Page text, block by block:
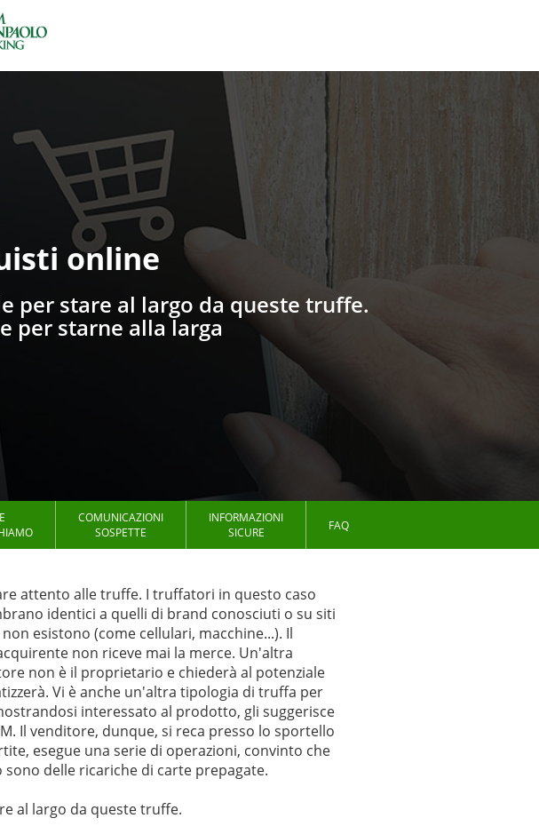
online
per stare al largo da queste truffe.
per starne alla larga
COMUNICAZIONI
SOSPETTE
INFORMAZIONI
SICURE
FAQ
attento alle truffe. I truffatori in questo caso
identici a quelli di brand conosciuti o su siti
esistono (come cellulari, macchine...). Il
non riceve mai la merce. Un'altra
non è il proprietario e chiederà al potenziale
Vi è anche un'altra tipologia di truffa per
interessato al prodotto, gli suggerisce
Il venditore, dunque, si reca presso lo sportello
esegue una serie di operazioni, convinto che
delle ricariche di carte prepagate.
al largo da queste truffe.